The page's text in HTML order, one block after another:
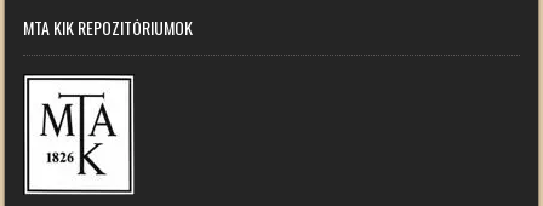
MTA KIK REPOZITÓRIUMOK